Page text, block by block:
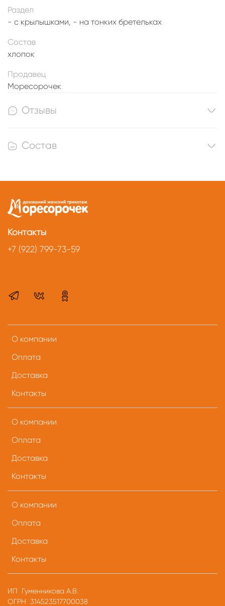
Раздел
- с крылышками, - на тонких бретельках
Состав
хлопок
Продавец
Моресорочек
Отзывы
Состав
О компании
Оплата
Доставка
Контакты
О компании
Оплата
Доставка
Контакты
О компании
Оплата
Доставка
Контакты
Контакты
+7 (922) 799-73-59
ИП Гуменникова А.В.
ОГРН 314523517700038